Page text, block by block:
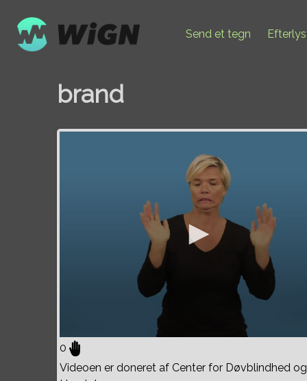
Send et tegn
brand
0
Videoen er doneret af Center for Døvblindhed og